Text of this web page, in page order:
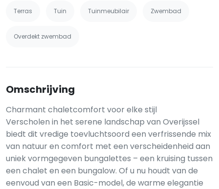
Terras Tuin Tuinmeubilair Zwembad
Overdekt zwembad
Omschrijving
Charmant chaletcomfort voor elke stijl
Verscholen in het serene landschap van Overijssel
biedt dit vredige toevluchtsoord een verfrissende mix
van natuur en comfort met een verscheidenheid aan
uniek vormgegeven bungalettes – een kruising tussen
een chalet en een bungalow. Of u nu houdt van de
eenvoud van een Basic-model, de warme elegantie